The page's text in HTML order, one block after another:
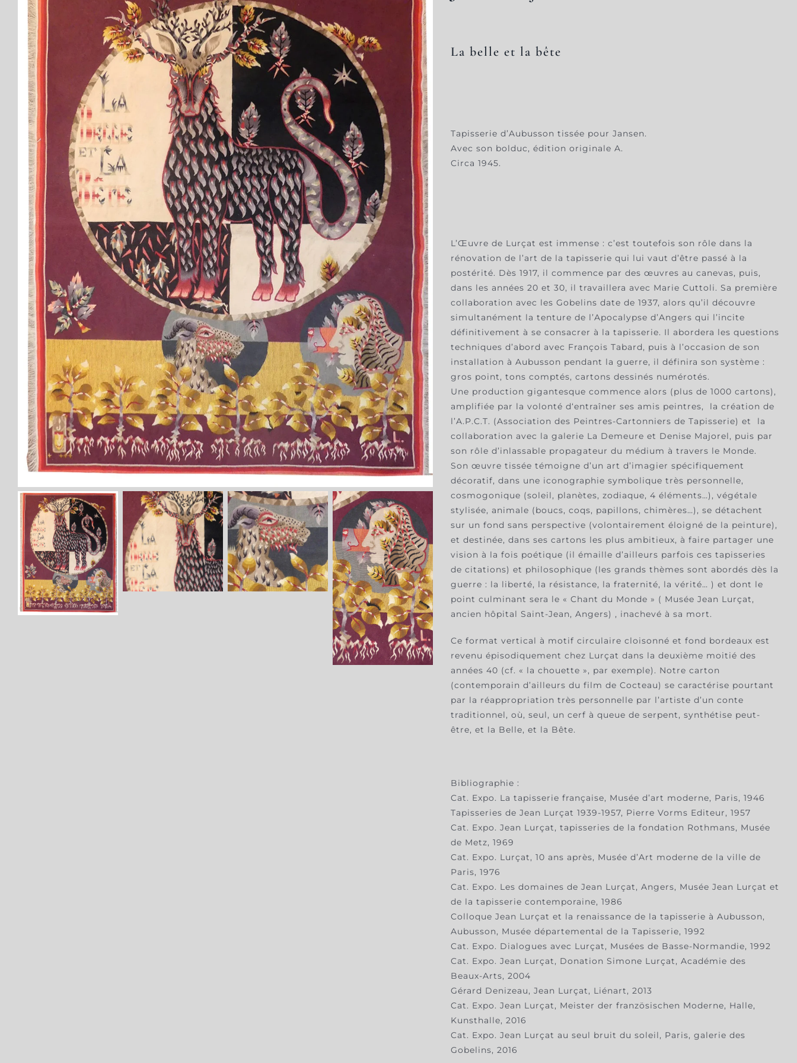
La belle et la bête
Tapisserie d’Aubusson tissée pour Jansen.
Avec son bolduc, édition originale A.
Circa 1945.
L’Œuvre de Lurçat est immense : c’est toutefois son rôle dans la
rénovation de l’art de la tapisserie qui lui vaut d’être passé à la
postérité. Dès 1917, il commence par des œuvres au canevas, puis,
dans les années 20 et 30, il travaillera avec Marie Cuttoli. Sa première
collaboration avec les Gobelins date de 1937, alors qu’il découvre
simultanément la tenture de l’Apocalypse d’Angers qui l’incite
définitivement à se consacrer à la tapisserie. Il abordera les questions
techniques d’abord avec François Tabard, puis à l’occasion de son
installation à Aubusson pendant la guerre, il définira son système :
gros point, tons comptés, cartons dessinés numérotés.
Une production gigantesque commence alors (plus de 1000 cartons),
amplifiée par la volonté d‘entraîner ses amis peintres, la création de
l’A.P.C.T. (Association des Peintres-Cartonniers de Tapisserie) et la
collaboration avec la galerie La Demeure et Denise Majorel, puis par
son rôle d’inlassable propagateur du médium à travers le Monde.
Son œuvre tissée témoigne d’un art d’imagier spécifiquement
décoratif, dans une iconographie symbolique très personnelle,
cosmogonique (soleil, planètes, zodiaque, 4 éléments…), végétale
stylisée, animale (boucs, coqs, papillons, chimères…), se détachent
sur un fond sans perspective (volontairement éloigné de la peinture),
et destinée, dans ses cartons les plus ambitieux, à faire partager une
vision à la fois poétique (il émaille d’ailleurs parfois ces tapisseries
de citations) et philosophique (les grands thèmes sont abordés dès la
guerre : la liberté, la résistance, la fraternité, la vérité… ) et dont le
point culminant sera le « Chant du Monde » ( Musée Jean Lurçat,
ancien hôpital Saint-Jean, Angers) , inachevé à sa mort.
Ce format vertical à motif circulaire cloisonné et fond bordeaux est
revenu épisodiquement chez Lurçat dans la deuxième moitié des
années 40 (cf. « la chouette », par exemple). Notre carton
(contemporain d’ailleurs du film de Cocteau) se caractérise pourtant
par la réappropriation très personnelle par l’artiste d’un conte
traditionnel, où, seul, un cerf à queue de serpent, synthétise peut-
être, et la Belle, et la Bête.
Bibliographie :
Cat. Expo. La tapisserie française, Musée d’art moderne, Paris, 1946
Tapisseries de Jean Lurçat 1939-1957, Pierre Vorms Editeur, 1957
Cat. Expo. Jean Lurçat, tapisseries de la fondation Rothmans, Musée
de Metz, 1969
Cat. Expo. Lurçat, 10 ans après, Musée d’Art moderne de la ville de
Paris, 1976
Cat. Expo. Les domaines de Jean Lurçat, Angers, Musée Jean Lurçat et
de la tapisserie contemporaine, 1986
Colloque Jean Lurçat et la renaissance de la tapisserie à Aubusson,
Aubusson, Musée départemental de la Tapisserie, 1992
Cat. Expo. Dialogues avec Lurçat, Musées de Basse-Normandie, 1992
Cat. Expo. Jean Lurçat, Donation Simone Lurçat, Académie des
Beaux-Arts, 2004
Gérard Denizeau, Jean Lurçat, Liénart, 2013
Cat. Expo. Jean Lurçat, Meister der französischen Moderne, Halle,
Kunsthalle, 2016
Cat. Expo. Jean Lurçat au seul bruit du soleil, Paris, galerie des
Gobelins, 2016